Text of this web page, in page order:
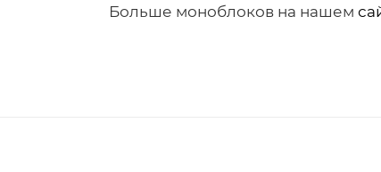
Больше моноблоков на нашем